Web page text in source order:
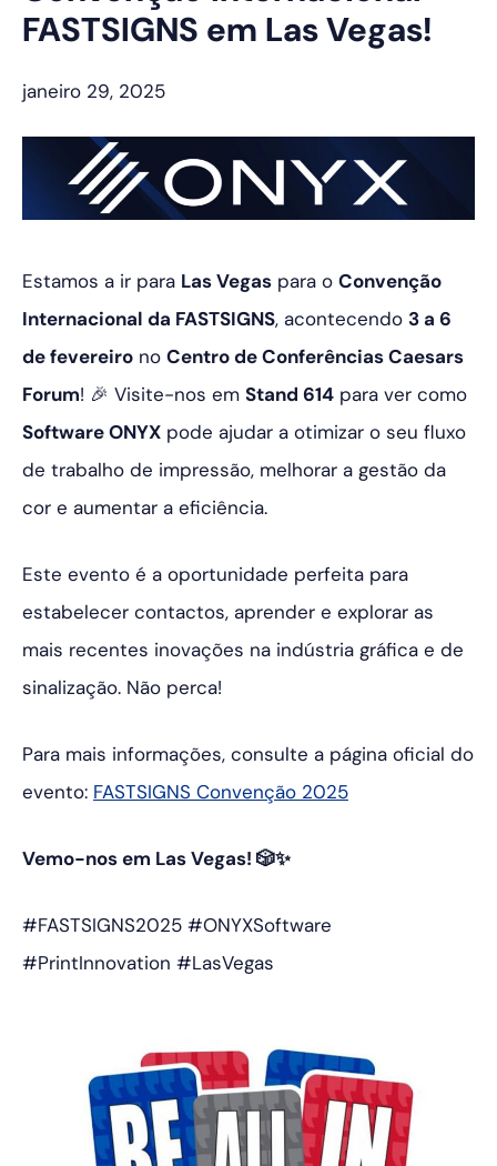
FASTSIGNS em Las Vegas!
janeiro 29, 2025
Estamos a ir para Las Vegas para o Convenção
Internacional da FASTSIGNS, acontecendo 3 a 6
de fevereiro no Centro de Conferências Caesars
Forum! 🎉 Visite-nos em Stand 614 para ver como
Software ONYX pode ajudar a otimizar o seu fluxo
de trabalho de impressão, melhorar a gestão da
cor e aumentar a eficiência.
Este evento é a oportunidade perfeita para
estabelecer contactos, aprender e explorar as
mais recentes inovações na indústria gráfica e de
sinalização. Não perca!
Para mais informações, consulte a página oficial do
evento: FASTSIGNS Convenção 2025
Vemo-nos em Las Vegas! 🎲✨
#FASTSIGNS2025 #ONYXSoftware
#PrintInnovation #LasVegas